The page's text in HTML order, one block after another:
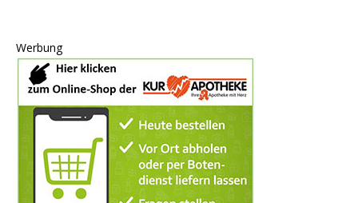
Werbung